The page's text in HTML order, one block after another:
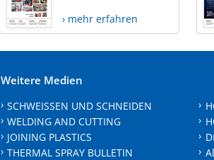
› mehr erfahren
Weitere Medien
SCHWEISSEN UND SCHNEIDEN
WELDING AND CUTTING
JOINING PLASTICS
THERMAL SPRAY BULLETIN